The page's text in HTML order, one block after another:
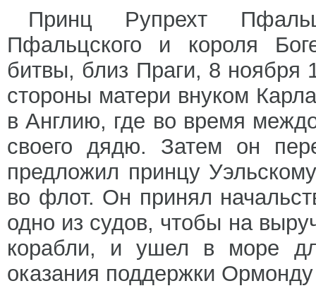
Принц Рупрехт
Пфальцского и короля
битвы, близ Праги, 8 ноября
стороны матери внуком
в Англию, где во время
своего дядю. Затем он
предложил принцу
во флот. Он принял
одно из судов, чтобы на
корабли, и ушел в море
оказания поддержки